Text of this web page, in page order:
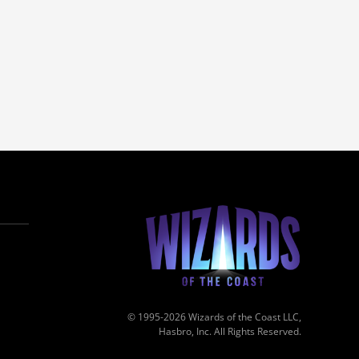
© 1995-2026 Wizards of the Coast LLC,
Hasbro, Inc. All Rights Reserved.